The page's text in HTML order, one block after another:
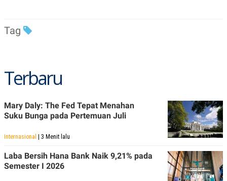
A
N
U
S
JARINGAN
K
O
N
A
A
C
A
P
R
E
S
E
L
E
Tag
Terbaru
Mary Daly: The Fed Tepat Menahan
Suku Bunga pada Pertemuan Juli
Internasional | 3 Menit lalu
Laba Bersih Hana Bank Naik 9,21% pada
Semester I 2026